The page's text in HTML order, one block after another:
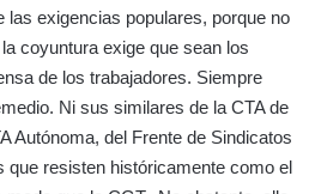
las exigencias populares, porque no
coyuntura exige que sean los
de los trabajadores. Siempre
Ni sus similares de la CTA de
Autónoma, del Frente de Sindicatos
que resisten históricamente como el